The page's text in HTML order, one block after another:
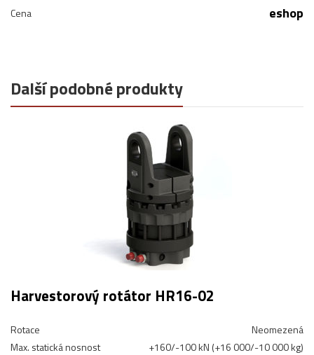
Cena eshop
Další podobné produkty
Harvestorový rotátor HR16-02
Rotace
Neomezená
Max. statická nosnost
+160/-100 kN (+16 000/-10 000 kg)